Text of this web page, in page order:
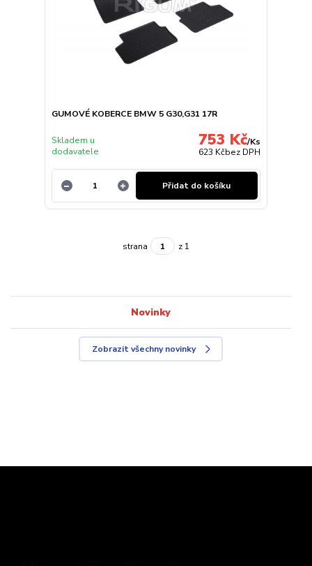
GUMOVÉ KOBERCE BMW 5 G30,G31 17R
753 Kč/Ks
623 Kčbez DPH
Skladem u
dodavatele
Přidat do košíku
strana z 1
Novinky
Zobrazit všechny novinky